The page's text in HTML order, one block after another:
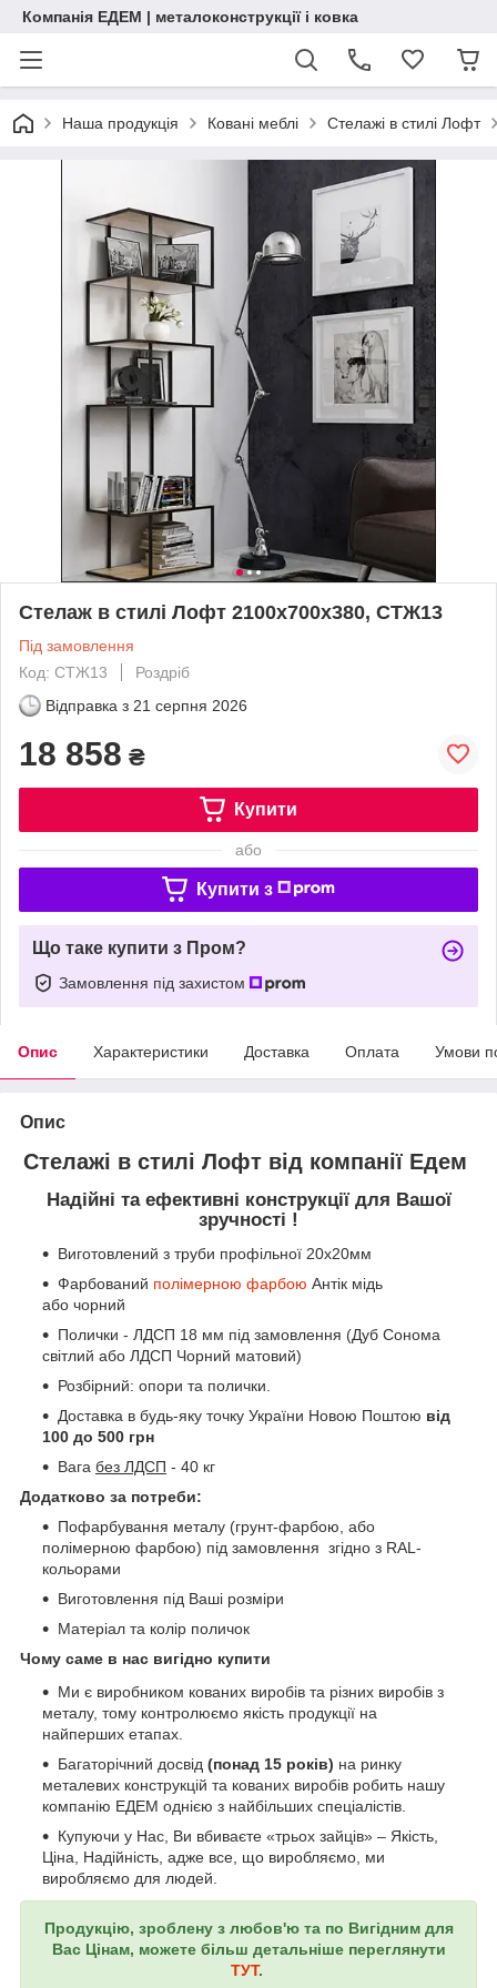
Компанія ЕДЕМ | металоконструкції і ковка
Наша продукція Ковані меблі Стелажі в стилі Лофт
Стелаж в стилі Лофт 2100х700х380, СТЖ13
Під замовлення
Код: СТЖ13
Роздріб
Відправка з 21 серпня 2026
18 858 ₴
Купити
або
Купити з
Що таке купити з Пром?
Замовлення під захистом
Опис Характеристики Доставка Оплата Умови
Опис
Стелажі в стилі Лофт від компанії Едем
Надійні та ефективні конструкції для Вашої
зручності !
Виготовлений з труби профільної 20х20мм
Фарбований полімерною фарбою Антік мідь
або чорний
Полички - ЛДСП 18 мм під замовлення (Дуб Сонома
світлий або ЛДСП Чорний матовий)
Розбірний: опори та полички.
Доставка в будь-яку точку України Новою Поштою від
100 до 500 грн
Вага без ЛДСП - 40 кг
Додатково за потреби:
Пофарбування металу (грунт-фарбою, або
полімерною фарбою) під замовлення згідно з RAL-
кольорами
Виготовлення під Ваші розміри
Матеріал та колір поличок
Чому саме в нас вигідно купити
Ми є виробником кованих виробів та різних виробів з
металу, тому контролюємо якість продукції на
найперших етапах.
Багаторічний досвід (понад 15 років) на ринку
металевих конструкцій та кованих виробів робить нашу
компанію ЕДЕМ однією з найбільших спеціалістів.
Купуючи у Нас, Ви вбиваєте «трьох зайців» – Якість,
Ціна, Надійність, адже все, що виробляємо, ми
виробляємо для людей.
Продукцію, зроблену з любов'ю та по Вигідним для
Вас Цінам, можете більш детальніше переглянути
ТУТ.